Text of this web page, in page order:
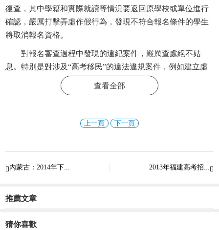
復查，其中學籍和實際就讀等情況要返回原學校或單位進行
確認，嚴厲打擊弄虛作假行為，發現不符合報名條件的學生
將取消報名資格。
對報名審查過程中發現的違紀案件，嚴厲查處絕不姑
息。特別是對涉及“高考移民”的違法違規案件，例如建立虛
假學籍、出具虛假實際就讀經歷、虛假房產手續、虛假納稅
手續和社保等證明材料的，除依法追究當事人的責任外，還
司法機關依法追究刑事責任。
認的考生（藝術類考生除外），要求在規定的報名時間內完
成網上預報名，持加注思想品德考核評語的《預報名表》于
更多精彩資訊請關注查字典資訊網，我們將持續為您更
新最新資訊!
查看全部
上一頁 下一頁
 內蒙古：2014年下... 
2013年福建高考招...
推薦文章
猜你喜歡